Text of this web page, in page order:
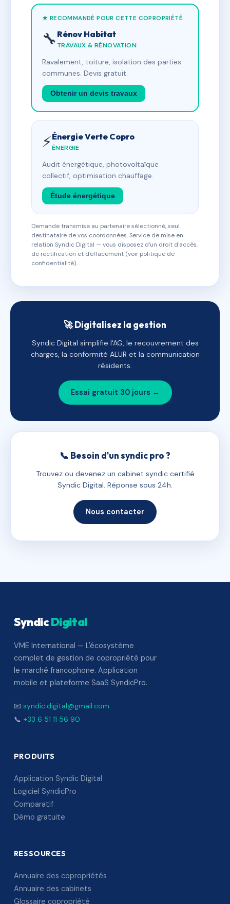
★ RECOMMANDÉ POUR CETTE COPROPRIÉTÉ
🔧 Rénov Habitat
TRAVAUX & RÉNOVATION
Ravalement, toiture, isolation des parties
communes. Devis gratuit.
Obtenir un devis travaux
⚡Énergie Verte Copro
ÉNERGIE
Audit énergétique, photovoltaïque
collectif, optimisation chauffage.
Étude énergétique
Demande transmise au partenaire sélectionné, seul
destinataire de vos coordonnées. Service de mise en
relation Syndic Digital — vous disposez d'un droit d'accès,
de rectification et d'effacement (voir politique de
confidentialité).
🚀 Digitalisez la gestion
Syndic Digital simplifie l'AG, le recouvrement des
charges, la conformité ALUR et la communication
résidents.
Essai gratuit 30 jours →
📞 Besoin d'un syndic pro ?
Trouvez ou devenez un cabinet syndic certifié
Syndic Digital. Réponse sous 24h.
Nous contacter
SyndicDigital
VME International — L'écosystème
complet de gestion de copropriété pour
le marché francophone. Application
mobile et plateforme SaaS SyndicPro.
📧 syndic.digital@gmail.com
📞 +33 6 51 11 56 90
PRODUITS
Application Syndic Digital
Logiciel SyndicPro
Comparatif
Démo gratuite
RESSOURCES
Annuaire des copropriétés
Annuaire des cabinets
Glossaire copropriété